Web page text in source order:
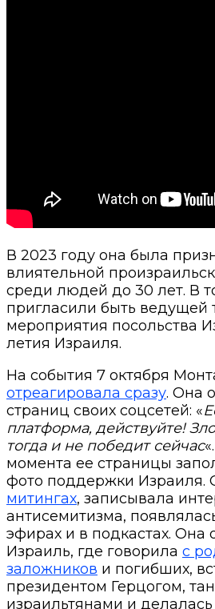
В 2023 году она была
влиятельной
среди людей до 30 лет. В
пригласили быть ведущей
мероприятия посольства
летия Израиля.
На события 7 октября
отреагировала сразу. Она
страниц своих соцсетей: «
платформа, действуйте!
тогда и не победит сейчас
момента ее страницы
фото поддержки Израиля.
митингах, записывала
антисемитизма,
эфирах и в подкастах. Она
Израиль, где говорила с
заложников и погибших,
президентом Герцогом,
израильтянами и